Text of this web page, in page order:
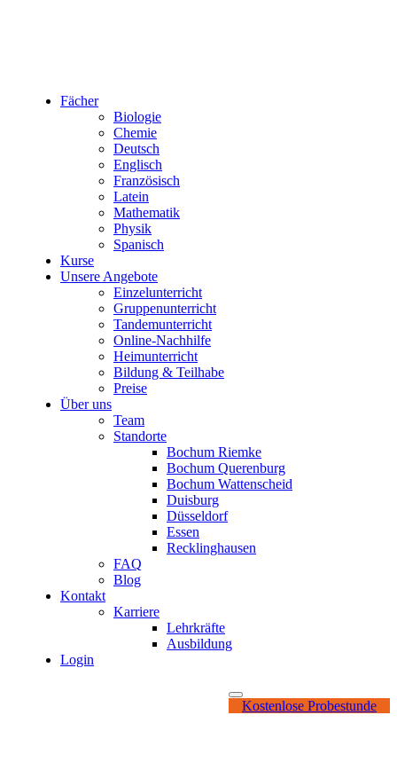
Fächer
Biologie
Chemie
Deutsch
Englisch
Französisch
Latein
Mathematik
Physik
Spanisch
Kurse
Unsere Angebote
Einzelunterricht
Gruppenunterricht
Tandemunterricht
Online-Nachhilfe
Heimunterricht
Bildung & Teilhabe
Preise
Über uns
Team
Standorte
Bochum Riemke
Bochum Querenburg
Bochum Wattenscheid
Duisburg
Düsseldorf
Essen
Recklinghausen
FAQ
Blog
Kontakt
Karriere
Lehrkräfte
Ausbildung
Login
Kostenlose Probestunde